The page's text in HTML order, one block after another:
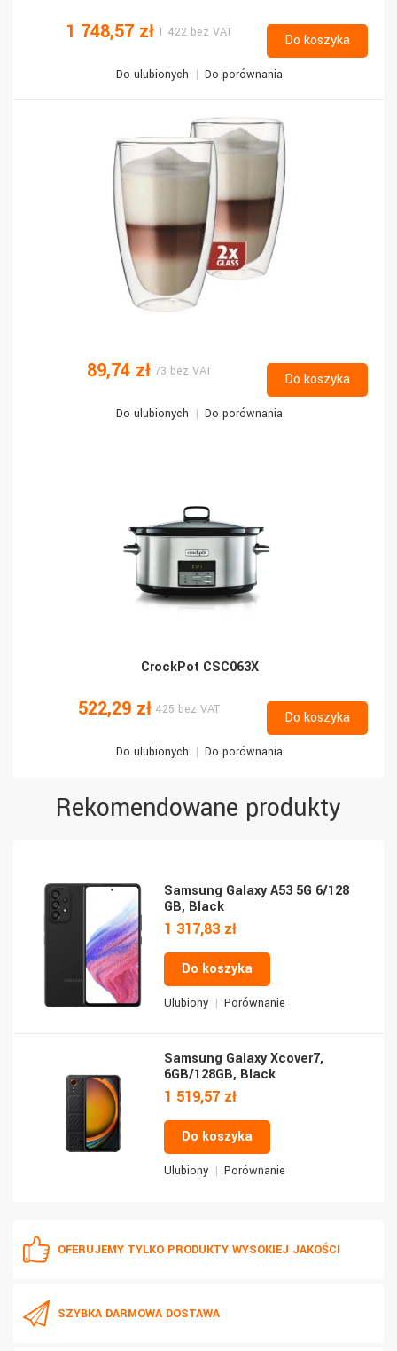
1 748,57 zł Do koszyka
1 422 bez VAT
Do ulubionych Do porównania
89,74 zł Do koszyka
73 bez VAT
Do ulubionych Do porównania
CrockPot CSC063X
522,29 zł Do koszyka
425 bez VAT
Do ulubionych Do porównania
Rekomendowane produkty
Samsung Galaxy A53 5G 6/128
GB, Black
1 317,83 zł
Do koszyka
Ulubiony Porównanie
Samsung Galaxy Xcover7,
6GB/128GB, Black
1 519,57 zł
Do koszyka
Ulubiony Porównanie
OFERUJEMY TYLKO PRODUKTY WYSOKIEJ JAKOŚCI
SZYBKA DARMOWA DOSTAWA